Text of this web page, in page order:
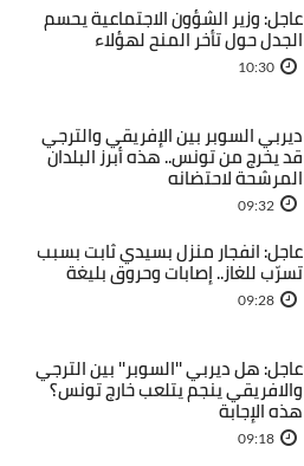
عاجل: وزير الشؤون الاجتماعية يحسم
الجدل حول تأخر المنح لهؤلاء
10:30
ديربي السوبر بين الإفريقي والترجي
قد يخرج من تونس.. هذه أبرز البلدان
المرشحة لاحتضانه
09:32
عاجل: انفجار منزل بسيدي ثابت بسبب
تسرّب للغاز.. إصابات وحروق بليغة
09:28
عاجل: هل ديربي ''السوبر'' بين الترجي
والافريقي ينجم يتلعب خارج تونس؟
هذه الإجابة
09:18